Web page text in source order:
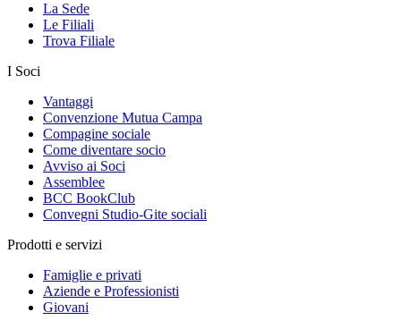
La Sede
Le Filiali
Trova Filiale
I Soci
Vantaggi
Convenzione Mutua Campa
Compagine sociale
Come diventare socio
Avviso ai Soci
Assemblee
BCC BookClub
Convegni Studio-Gite sociali
Prodotti e servizi
Famiglie e privati
Aziende e Professionisti
Giovani